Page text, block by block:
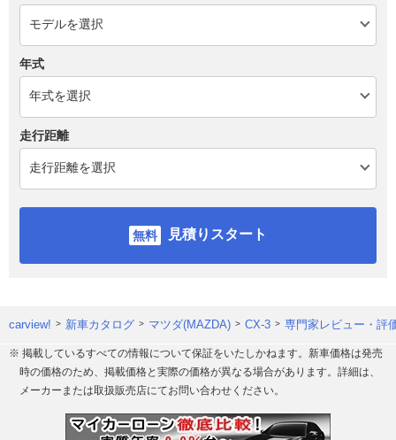
年式
走行距離
見積りスタート
carview! 新車カタログ マツダ(MAZDA) CX-3 専門家レビュー・評
※ 掲載しているすべての情報について保証をいたしかねます。新車価格は発売
時の価格のため、掲載価格と実際の価格が異なる場合があります。詳細は、
メーカーまたは取扱販売店にてお問い合わせください。